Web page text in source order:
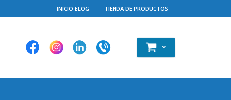
INICIO BLOG TIENDA DE PRODUCTOS